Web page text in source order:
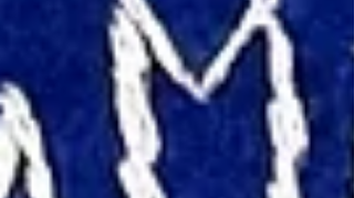
Tag）專用之黃銅珠鍊（帶有「BEAD
CHAIN」及「BPT CONN」字樣）。 發行
量 ：無確切文獻統計（為古代民間流行棋牌
遊戲之消耗性用具，存世量視版